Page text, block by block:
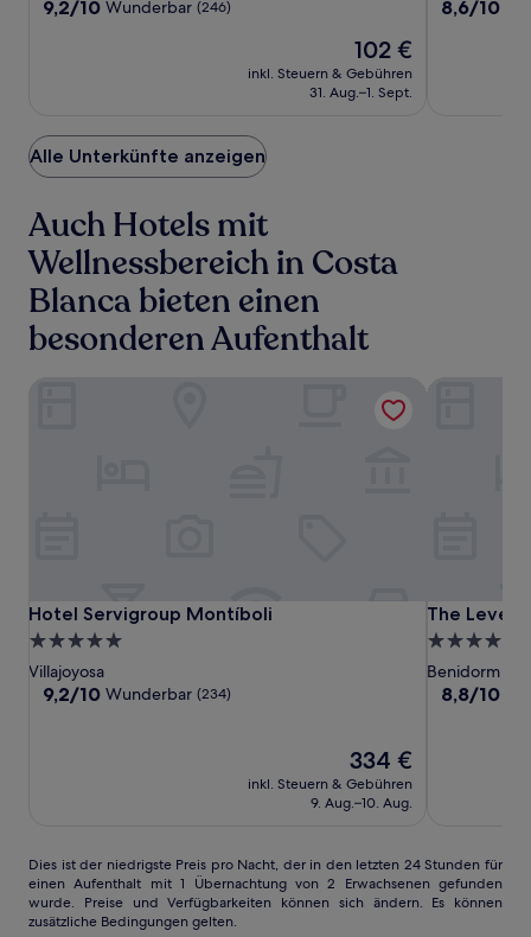
Airport
Airport
9,2/10 Wunderbar (246)
Der
Preis
beträgt
102 €
inkl. Steuern & Gebühren
31. Aug.–1. Sept.
8,6/10
Alle Unterkünfte anzeigen
Auch Hotels mit
Wellnessbereich in Costa
Blanca bieten einen
besonderen Aufenthalt
Hotel
Servigroup
Montíboli
Hotel
Servigroup
Montíboli
Hotel Servigroup Montíboli
Hotel Servigroup Montíboli
5.0-
Sterne-
Unterkunft
Villajoyosa
9.2
9,2/10 Wunderbar (234)
Der
Preis
beträgt
334 €
inkl. Steuern & Gebühren
9. Aug.–10. Aug.
Hotel Servigroup Montíboli
The
Level
at
Melia
Villaitana
The Level
The Level
5.0-
Sterne-
Unterkunft
Benidorm
8.8
8,8/10
The Level
Dies
ist
der
niedrigste
Dies ist der niedrigste Preis pro Nacht, der in den letzten 24 Stunden für
einen Aufenthalt mit 1 Übernachtung von 2 Erwachsenen gefunden
wurde. Preise und Verfügbarkeiten können sich ändern. Es können
zusätzliche Bedingungen gelten.